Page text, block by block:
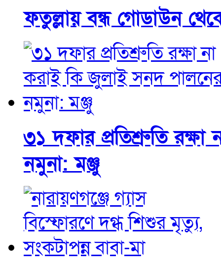
ফতুল্লায় বন্ধ গোডাউন
৩১ দফার প্রতিশ্রুতি
নমুনা: মঞ্জু